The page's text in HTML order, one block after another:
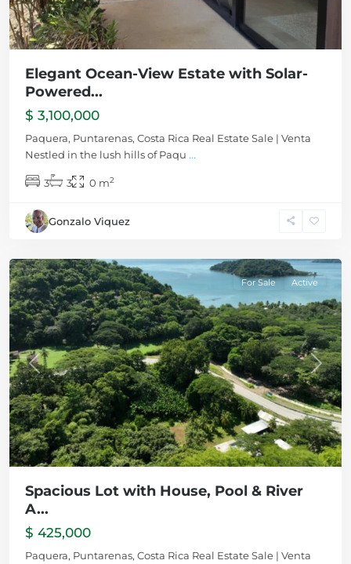
Elegant Ocean-View Estate with Solar-
Powered...
$ 3,100,000
Paquera, Puntarenas, Costa Rica Real Estate Sale | Venta
Nestled in the lush hills of Paqu ...
3 3 0 m2
Gonzalo Viquez
Previous Next
For Sale Active
Spacious Lot with House, Pool & River
A...
$ 425,000
Paquera, Puntarenas, Costa Rica Real Estate Sale | Venta